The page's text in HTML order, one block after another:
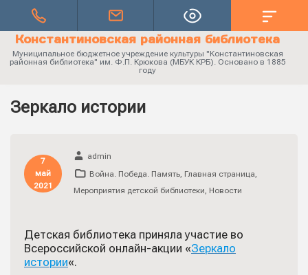
Константиновская районная библиотека
Муниципальное бюджетное учреждение культуры "Константиновская
районная библиотека" им. Ф.П. Крюкова (МБУК КРБ). Основано в 1885
году
Зеркало истории
7
май
2021
admin
Война. Победа. Память, Главная страница,
Мероприятия детской библиотеки, Новости
Детская библиотека приняла участие во
Всероссийской онлайн-акции «Зеркало
истории«.